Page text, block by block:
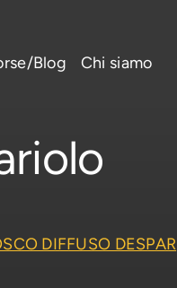
Blog Chi siamo
DIFFUSO DESPAR